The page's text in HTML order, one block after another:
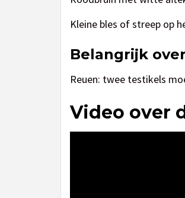
Kleine bles of streep op
Belangrijk
Reuen: twee testikels
Video over